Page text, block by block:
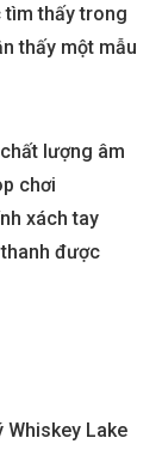
tìm thấy trong
thấy một mẫu
lượng âm
chơi
xách tay
được
Whiskey Lake